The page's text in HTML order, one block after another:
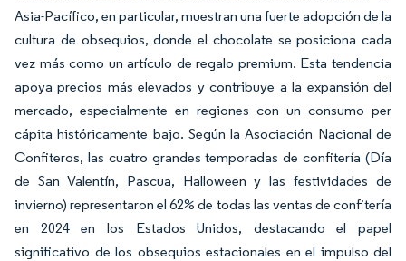
Asia-Pacífico, en particular, muestran una fuerte adopción de la
cultura de obsequios, donde el chocolate se posiciona cada
vez más como un artículo de regalo premium. Esta tendencia
apoya precios más elevados y contribuye a la expansión del
mercado, especialmente en regiones con un consumo per
cápita históricamente bajo. Según la Asociación Nacional de
Confiteros, las cuatro grandes temporadas de confitería (Día
de San Valentín, Pascua, Halloween y las festividades de
invierno) representaron el 62% de todas las ventas de confitería
en 2024 en los Estados Unidos, destacando el papel
significativo de los obsequios estacionales en el impulso del